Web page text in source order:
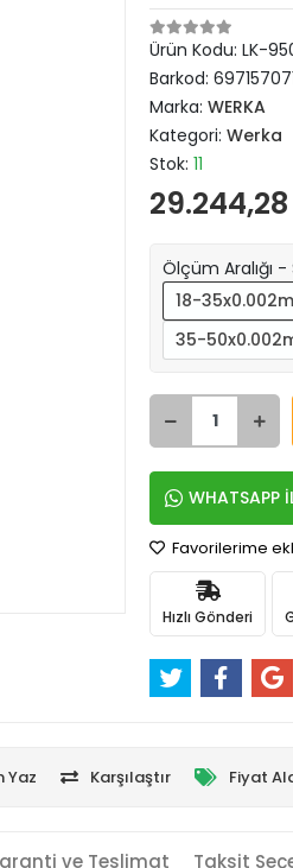
Ürün Kodu: LK-
Barkod:
Marka: WERKA
Kategori: Werka
Stok: 11
29.244,28
Ölçüm Aralığı -
18-
35-
WHATSAPP
Favorilerime
Hızlı Gönderi
Yaz Karşılaştır Fiyat
ve Teslimat Taksit